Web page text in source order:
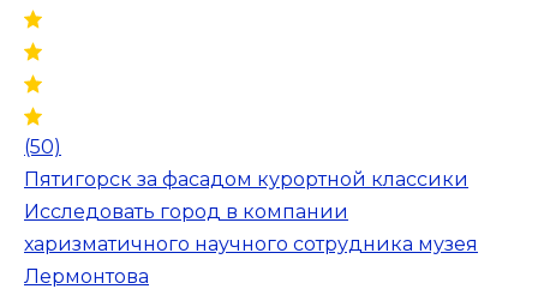
(50)
Пятигорск за фасадом курортной классики
Исследовать город в компании
харизматичного научного сотрудника музея
Лермонтова